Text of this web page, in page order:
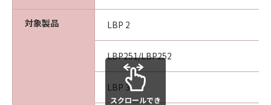
This Agreement is effective upon your
acceptance hereof by clicking the button
indicating your acceptance as stated below or
installing the SOFTWARE and remains in
effect until terminated. You may terminate
this Agreement by destroying the SOFTWARE
including any and all copies thereof.
対象製品 LBP 2
LBP251/LBP252
LBP 3
スクロールでき